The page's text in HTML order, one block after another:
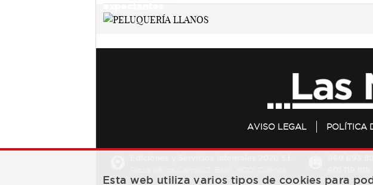
AVISO LEGAL POLÍTICA
Esta web utiliza varios tipos de cookies para